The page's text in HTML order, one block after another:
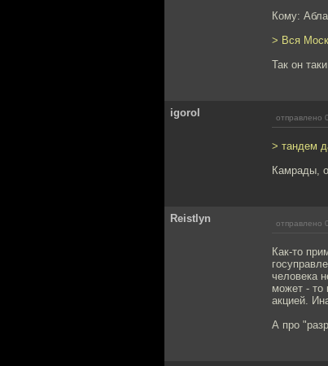
Кому:
> Вся
Так он
igorol отправлено
> тандем
Камрады,
Reistlyn отправлено
Как-то
человека
может - то
акцией.
А про